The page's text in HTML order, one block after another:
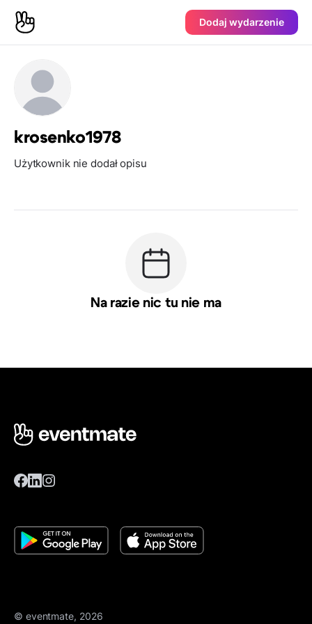
Dodaj wydarzenie
krosenko1978
Użytkownik nie dodał opisu
Na razie nic tu nie ma
© eventmate, 2026